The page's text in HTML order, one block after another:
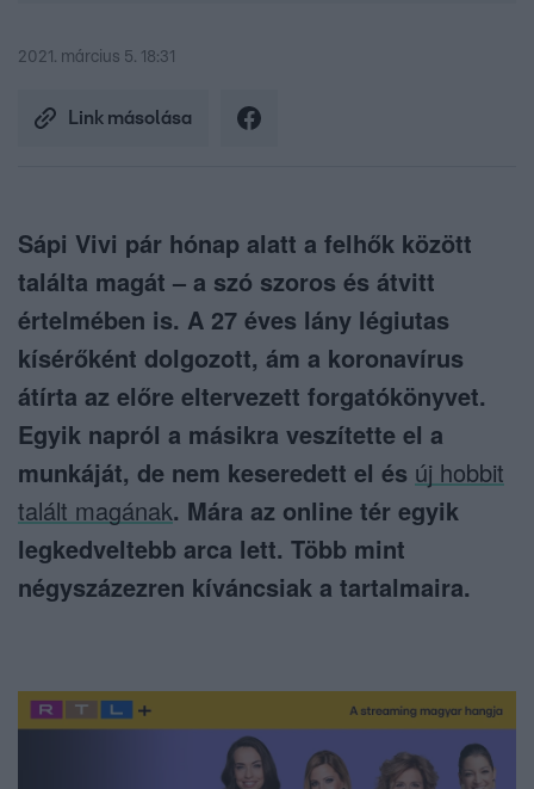
2021. március 5. 18:31
Link másolása
Sápi Vivi pár hónap alatt a felhők között
találta magát – a szó szoros és átvitt
értelmében is. A 27 éves lány légiutas
kísérőként dolgozott, ám a koronavírus
átírta az előre eltervezett forgatókönyvet.
Egyik napról a másikra veszítette el a
munkáját, de nem keseredett el és új hobbit
talált magának. Mára az online tér egyik
legkedveltebb arca lett. Több mint
négyszázezren kíváncsiak a tartalmaira.